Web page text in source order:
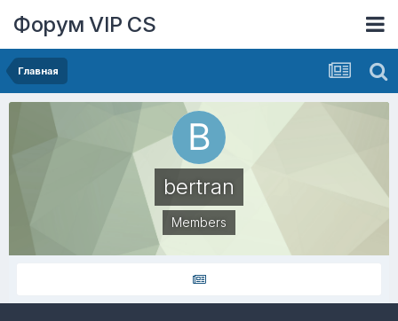
Форум VIP CS
Главная
bertran
Members